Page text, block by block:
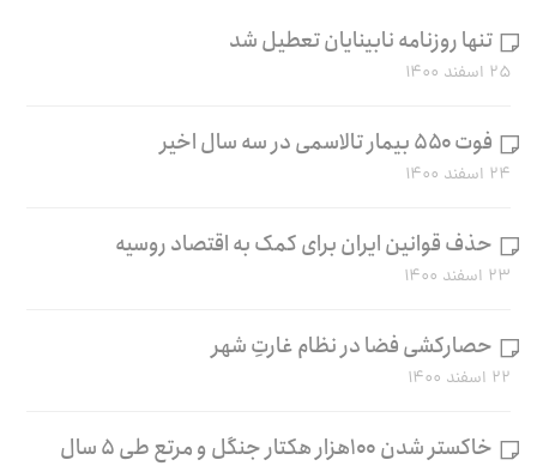
تنها روزنامه نابینایان تعطیل شد
۲۵ اسفند ۱۴۰۰
فوت ۵۵۰ بیمار تالاسمی در سه سال اخیر
۲۴ اسفند ۱۴۰۰
حذف قوانین ایران برای کمک به اقتصاد روسیه
۲۳ اسفند ۱۴۰۰
حصارکشی فضا در نظام غارتِ شهر
۲۲ اسفند ۱۴۰۰
خاکستر شدن ۱۰۰هزار هکتار جنگل و مرتع طی ۵ سال